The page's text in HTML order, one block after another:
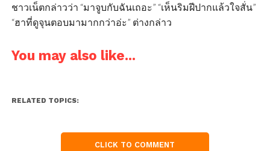
ชาวเน็ตกล่าวว่า “มาจูบกับฉันเถอะ” “เห็นริมฝีปากแล้วใจสั่น”
“ฮาที่ดูจุนตอบมามากกว่าอ่ะ” ต่างกล่าว
You may also like...
RELATED TOPICS:
CLICK TO COMMENT